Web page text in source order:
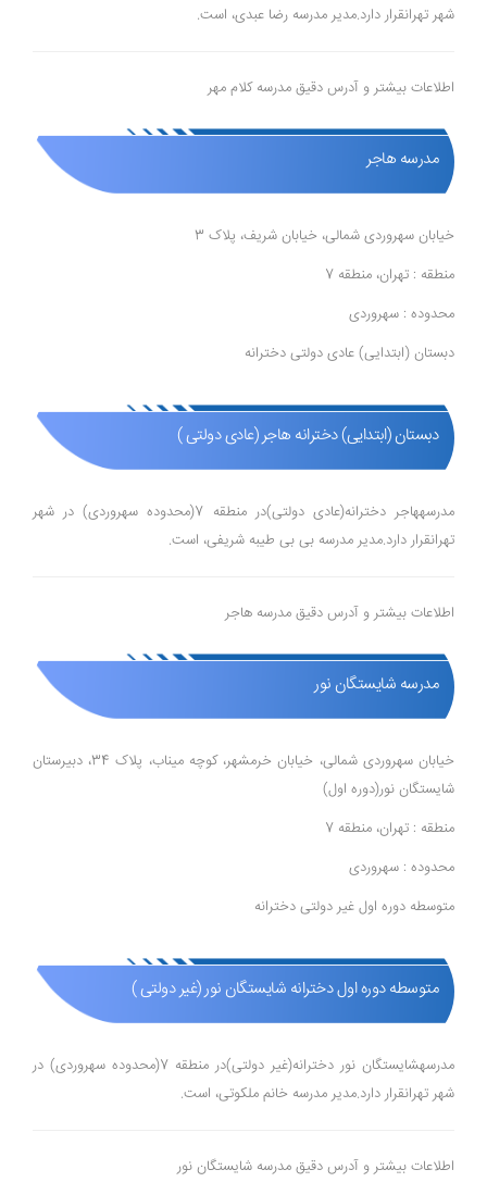
شهر تهرانقرار دارد.مدیر مدرسه رضا عبدی، است.
اطلاعات بیشتر و آدرس دقیق مدرسه کلام مهر
مدرسه هاجر
خیابان سهروردی شمالی، خیابان شریف، پلاک 3
منطقه : تهران، منطقه 7
محدوده : سهروردی
دبستان (ابتدایی) عادی دولتی دخترانه
دبستان (ابتدایی) دخترانه هاجر (عادی دولتی )
مدرسههاجر دخترانه(عادی دولتی)در منطقه 7(محدوده سهروردی) در شهر
تهرانقرار دارد.مدیر مدرسه بی بی طیبه شریفی، است.
اطلاعات بیشتر و آدرس دقیق مدرسه هاجر
مدرسه شایستگان نور
خیابان سهروردی شمالی، خیابان خرمشهر، کوچه میناب، پلاک 34، دبیرستان
شایستگان نور(دوره اول)
منطقه : تهران، منطقه 7
محدوده : سهروردی
متوسطه دوره اول غیر دولتی دخترانه
متوسطه دوره اول دخترانه شایستگان نور (غیر دولتی )
مدرسهشایستگان نور دخترانه(غیر دولتی)در منطقه 7(محدوده سهروردی) در
شهر تهرانقرار دارد.مدیر مدرسه خانم ملکوتی، است.
اطلاعات بیشتر و آدرس دقیق مدرسه شایستگان نور